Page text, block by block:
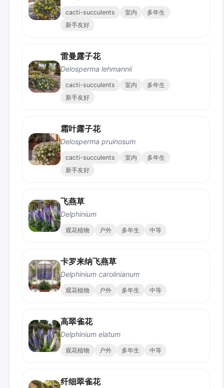
cacti-succulents 室内
多年生
新手友好
雷曼露子花
Delosperma lehmannii
cacti-succulents 室内
多年生
新手友好
霜叶露子花
Delosperma pruinosum
cacti-succulents 室内
多年生
新手友好
飞燕草
Delphinium
观花植物 户外 多年生 中等
卡罗来纳飞燕草
Delphinium carolinianum
观花植物 户外 多年生 中等
高翠雀花
Delphinium elatum
观花植物 户外 多年生 中等
纤细翠雀花